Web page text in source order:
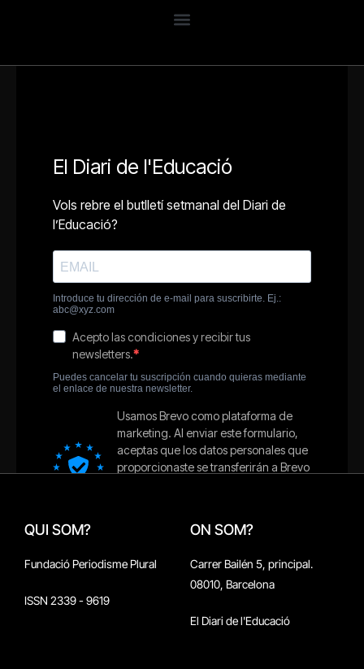
QUI SOM?
Fundació Periodisme Plural
ISSN 2339 - 9619
ON SOM?
Carrer Bailén 5, principal.
08010, Barcelona
El Diari de l'Educació